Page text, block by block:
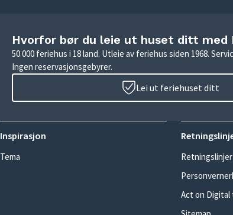
Hvorfor bør du leie ut huset ditt med
50 000 feriehus i 18 land. Utleie av feriehus siden 1968.
Ingen reservasjonsgebyrer.
Lei ut feriehuset ditt
Inspirasjon
Tema
Act on